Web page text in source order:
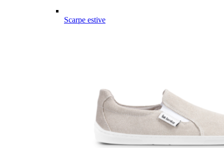
Scarpe estive